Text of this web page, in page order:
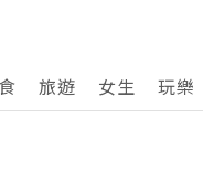
旅遊 女生 玩樂